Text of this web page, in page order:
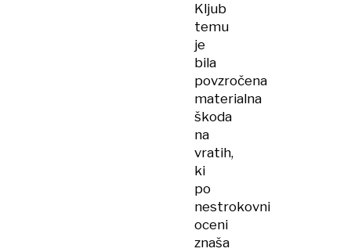
Kljub
temu
je
bila
povzročena
materialna
škoda
na
vratih,
ki
po
nestrokovni
oceni
znaša